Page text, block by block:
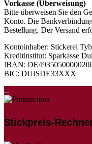
Vorkasse (Überweisung)
Bitte überweisen Sie den
Konto. Die
Bestellung. Der Versand
Kontoinhaber: Stickerei
Kreditinstitut: Sparkasse
IBAN:
BIC: DUISDE33XXX
Stickpreis-